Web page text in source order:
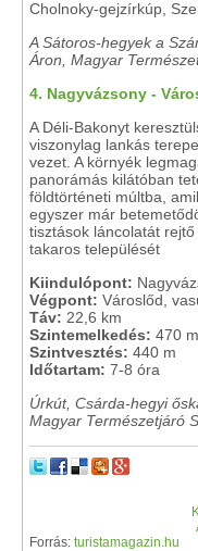
Cholnoky-gejzírkúp,
A Sátoros-hegyek a
Áron, Magyar
4. Nagyvázsony -
A Déli-Bakonyt
viszonylag lankás
vezet. A környék
panorámás kilátóban
földtörténeti múltba,
egyszer már
tisztások láncolatát
takaros települését
Kiindulópont:
Végpont: Városlőd,
Táv: 22,6 km
Szintemelkedés: 470 m
Szintvesztés: 440 m
Időtartam: 7-8 óra
Úrkút, Csárda-hegyi
Magyar Természetjáró
Forrás: turistamagazin.hu